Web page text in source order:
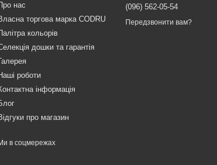
нас
торгова марка CODRU
кольорів
дошки та гарантія
роботи
інформація
про магазин
в соцмережах
(096) 562-05-54
Передзвонити вам?